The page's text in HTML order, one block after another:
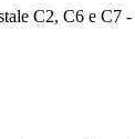
C2, C6 e C7 -